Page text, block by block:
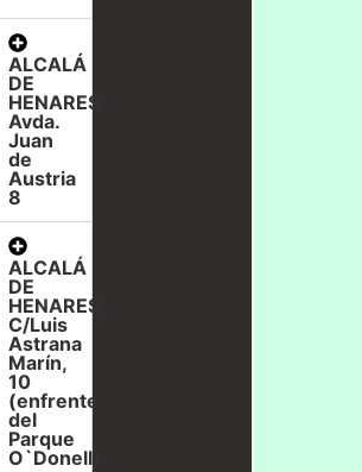
ALCALÁ
DE
HENARES,
Avda.
Juan
de
Austria
8
ALCALÁ
DE
HENARES,
C/Luis
Astrana
Marín,
10
(enfrente
del
Parque
O`Donell)